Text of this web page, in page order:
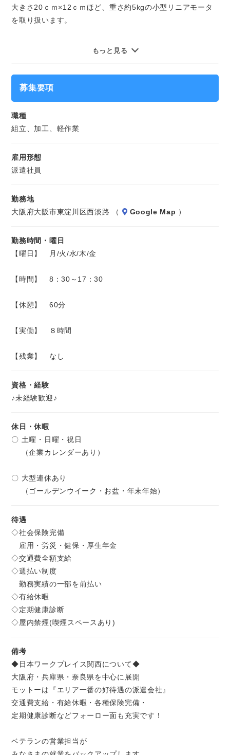
★複数駅から自転車10分圏内
★複数名の募集
ご応募心よりお待ちしております（・ω・）ノ
大きさ20ｃｍ×12ｃｍほど、重さ約5kgの小型リニアモータ
を取り扱います。
バリや不要な部分の除去作業、製品を磨き上げるなどの仕上
配線などの付属品の取り付け、梱包用の箱の制作・シール貼
もっと見る
募集要項
職種
組立、加工、軽作業
雇用形態
派遣社員
勤務地
大阪府大阪市東淀川区西淡路 （
Google Map ）
勤務時間・曜日
【曜日】 月/火/水/木/金
【時間】 8：30～17：30
【休憩】 60分
【実働】 ８時間
【残業】 なし
資格・経験
♪未経験歓迎♪
休日・休暇
〇 土曜・日曜・祝日
（企業カレンダーあり）
〇 大型連休あり
（ゴールデンウイーク・お盆・年末年始）
待遇
◇社会保険完備
雇用・労災・健保・厚生年金
◇交通費全額支給
◇週払い制度
勤務実績の一部を前払い
◇有給休暇
◇定期健康診断
◇屋内禁煙(喫煙スペースあり)
備考
◆日本ワークプレイス関西について◆
大阪府・兵庫県・奈良県を中心に展開
モットーは『エリア一番の好待遇の派遣会社』
交通費支給・有給休暇・各種保険完備・
定期健康診断などフォーロー面も充実です！
ベテランの営業担当が